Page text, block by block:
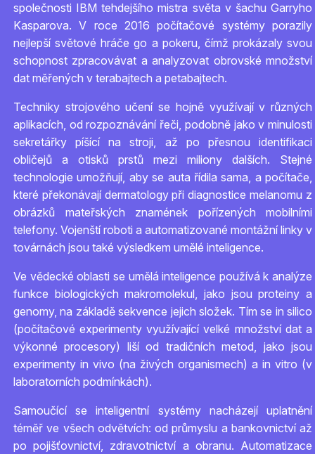
společnosti IBM tehdejšího mistra světa v šachu Garryho
Kasparova. V roce 2016 počítačové systémy porazily
nejlepší světové hráče go a pokeru, čímž prokázaly svou
schopnost zpracovávat a analyzovat obrovské množství
dat měřených v terabajtech a petabajtech.
Techniky strojového učení se hojně využívají v různých
aplikacích, od rozpoznávání řeči, podobně jako v minulosti
sekretářky píšící na stroji, až po přesnou identifikaci
obličejů a otisků prstů mezi miliony dalších. Stejné
technologie umožňují, aby se auta řídila sama, a počítače,
které překonávají dermatology při diagnostice melanomu z
obrázků mateřských znamének pořízených mobilními
telefony. Vojenští roboti a automatizované montážní linky v
továrnách jsou také výsledkem umělé inteligence.
Ve vědecké oblasti se umělá inteligence používá k analýze
funkce biologických makromolekul, jako jsou proteiny a
genomy, na základě sekvence jejich složek. Tím se in silico
(počítačové experimenty využívající velké množství dat a
výkonné procesory) liší od tradičních metod, jako jsou
experimenty in vivo (na živých organismech) a in vitro (v
laboratorních podmínkách).
Samoučící se inteligentní systémy nacházejí uplatnění
téměř ve všech odvětvích: od průmyslu a bankovnictví až
po pojišťovnictví, zdravotnictví a obranu. Automatizace